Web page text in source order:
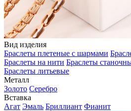
Вид изделия
Браслеты плетеные с шармами
Браслеты на нити Браслеты
Браслеты литьевые
Металл
Золото Серебро
Вставка
Агат Эмаль Бриллиант Фианит